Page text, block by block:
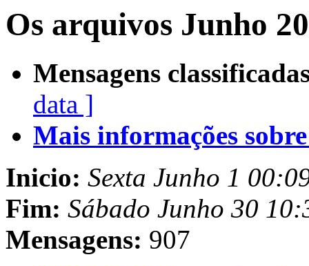
Os arquivos Junho
Mensagens
data ]
Mais informações
Inicio: Sexta Junho 1
Fim: Sábado Junho 30
Mensagens: 907